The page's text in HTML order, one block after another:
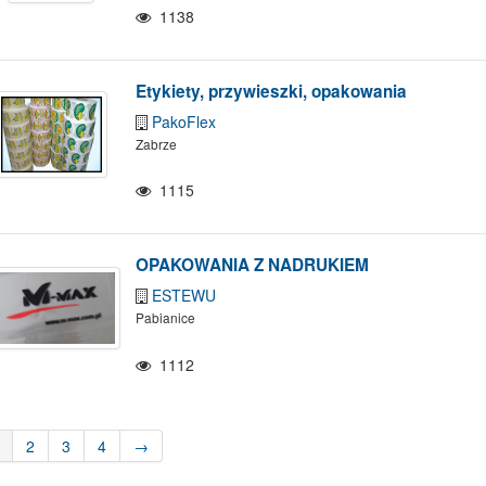
1138
Etykiety, przywieszki, opakowania
PakoFlex
Zabrze
1115
OPAKOWANIA Z NADRUKIEM
ESTEWU
Pabianice
1112
2 3 4 →